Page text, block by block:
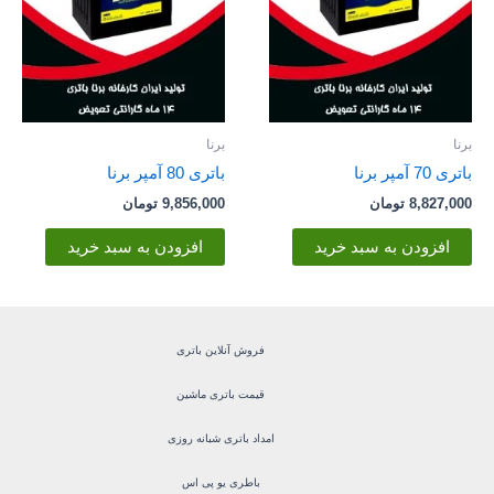
برنا
باتری 70 آمپر برنا
8,827,000 تومان
افزودن به سبد خرید
برنا
باتری 80 آمپر برنا
9,856,000 تومان
افزودن به سبد خرید
فروش آنلاین باتری
قیمت باتری ماشین
امداد باتری شبانه روزی
باطری یو پی اس